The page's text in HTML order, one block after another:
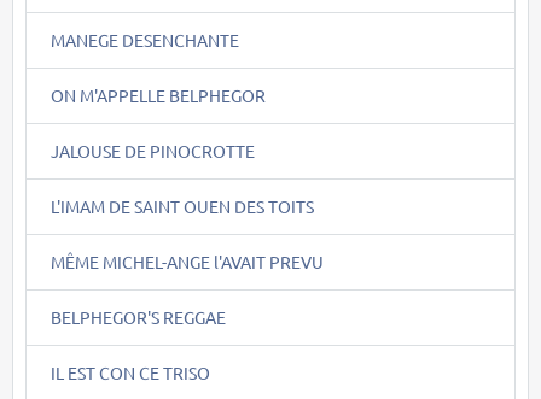
MANEGE DESENCHANTE
ON M'APPELLE BELPHEGOR
JALOUSE DE PINOCROTTE
L'IMAM DE SAINT OUEN DES TOITS
MÊME MICHEL-ANGE l'AVAIT PREVU
BELPHEGOR'S REGGAE
IL EST CON CE TRISO